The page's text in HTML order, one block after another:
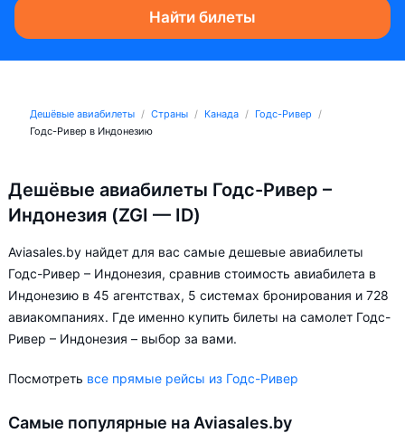
Найти билеты
Дешёвые авиабилеты Страны Канада
Годс-Ривер
Годс-Ривер в Индонезию
Дешёвые авиабилеты Годс-Ривер –
Индонезия (ZGI — ID)
Aviasales.by найдет для вас самые дешевые авиабилеты
Годс-Ривер – Индонезия, сравнив стоимость авиабилета в
Индонезию в 45 агентствах, 5 системах бронирования и 728
авиакомпаниях. Где именно купить билеты на самолет Годс-
Ривер – Индонезия – выбор за вами.
Посмотреть все прямые рейсы из Годс-Ривер
Самые популярные на Aviasales.by